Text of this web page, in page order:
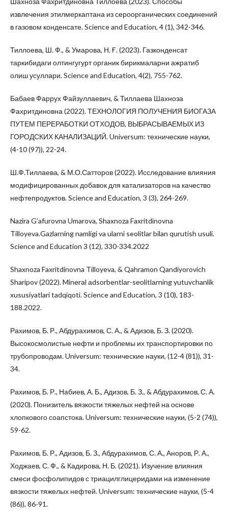
извлечения этилмеркаптана из сероорганических соединений
в газовом конденсате. Science and Education, 4 (1), 342-346.
Тиллоева, Ш. Ф., & Умарова, Н. Ғ. (2023). Газконденсат
таркибидаги олтингугурт органик бирикмаларни ажратиб
олиш усуллари. Science and Education, 4(2), 755-762.
Бабаев Фаррух Файзуллаевич, & Тиллаева Шахноза
Фахритдиновна (2022). ТЕХНОЛОГИЯ ПОЛУЧЕНИЯ БИОГАЗА
ПУТЕМ ПЕРЕРАБОТКИ ОТХОДОВ, ВЫБРАСЫВАЕМЫХ ИЗ
ГОРОДСКИХ КАНАЛИЗАЦИЙ. Universum: технические науки,
(4-10 (97)), 22-24.
Ш.Ф.Тиллаева, & М.О.Сатторов (2022). Исследование влияния
модифицированных добавок для катализаторов на качество
нефтепродуктов. Science and Education, 3 (3), 264-269.
Nazira G’afurovna Umarova, Shaxnoza Faxritdinovna
Tilloyeva.Gazlarning namligi va ularni seolitlar bilan qurutish usuli.
Science and Education 3 (12), 330-334.2022
Shaxnoza Faxritdinovna Tilloyeva, & Qahramon Qandiyorovich
Sharipov (2022). Minеrаl аdsоrbеntlаr-sеоlitlаrning yutuvchanlik
xususiyatlari tadqiqoti. Science and Education, 3 (10), 183-
188.2022.
Рахимов, Б. Р., Абдурахимов, С. А., & Адизов, Б. З. (2020).
Высокосмолистые нефти и проблемы их транспортировки по
трубопроводам. Universum: технические науки, (12-4 (81)), 31-
34.
Рахимов, Б. Р., Набиев, А. Б., Адизов, Б. З., & Абдурахимов, С. А.
(2020). Понизитель вязкости тяжелых нефтей на основе
хлопкового соапстока. Universum: технические науки, (5-2 (74)),
59-62.
Рахимов, Б. Р., Адизов, Б. З., Абдурахимов, С. А., Аноров, Р. А.,
Ходжаев, С. Ф., & Кадирова, Н. Б. (2021). Изучение влияния
смеси фосфолипидов с триацилглицеридами на изменение
вязкости тяжелых нефтей. Universum: технические науки, (5-4
(86)), 86-91.